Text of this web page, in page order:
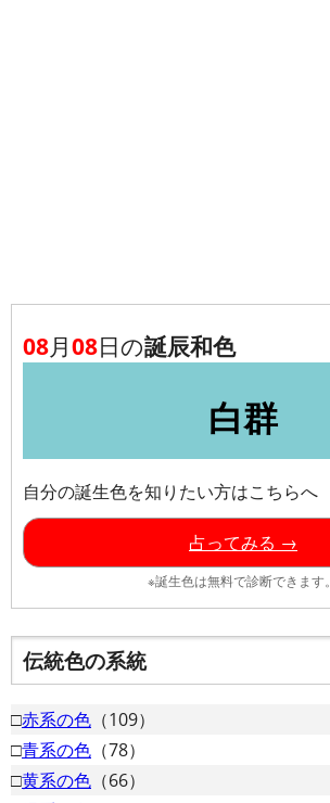
08月08日の誕辰和色
白群
自分の誕生色を知りたい方はこちらへ
占ってみる →
※誕生色は無料で診断できます。
伝統色の系統
□赤系の色 （109）
□青系の色 （78）
□黄系の色 （66）